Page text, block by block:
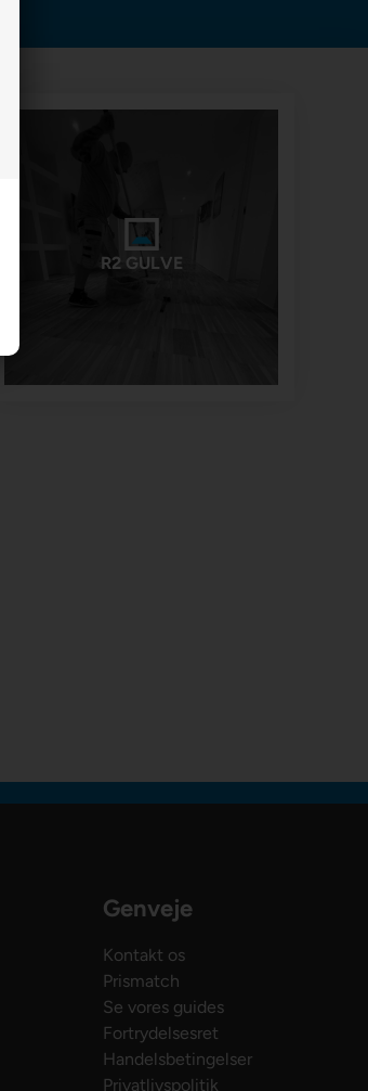
R2 GULVE
Genveje
Kontakt os
Prismatch
Se vores guides
Fortrydelsesret
Handelsbetingelser
Privatlivspolitik